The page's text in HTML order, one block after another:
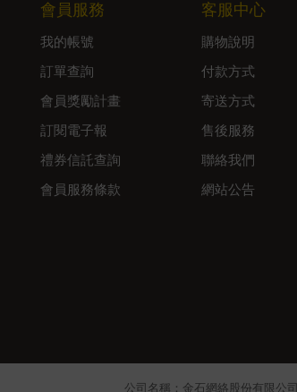
會員服務
我的帳號
訂單查詢
會員獎勵計畫
訂閱電子報
禮券信託查詢
會員服務條款
客服中心
購物說明
付款方式
寄送方式
售後服務
聯絡我們
網站公告
公司名稱：金石網絡股份有限公司